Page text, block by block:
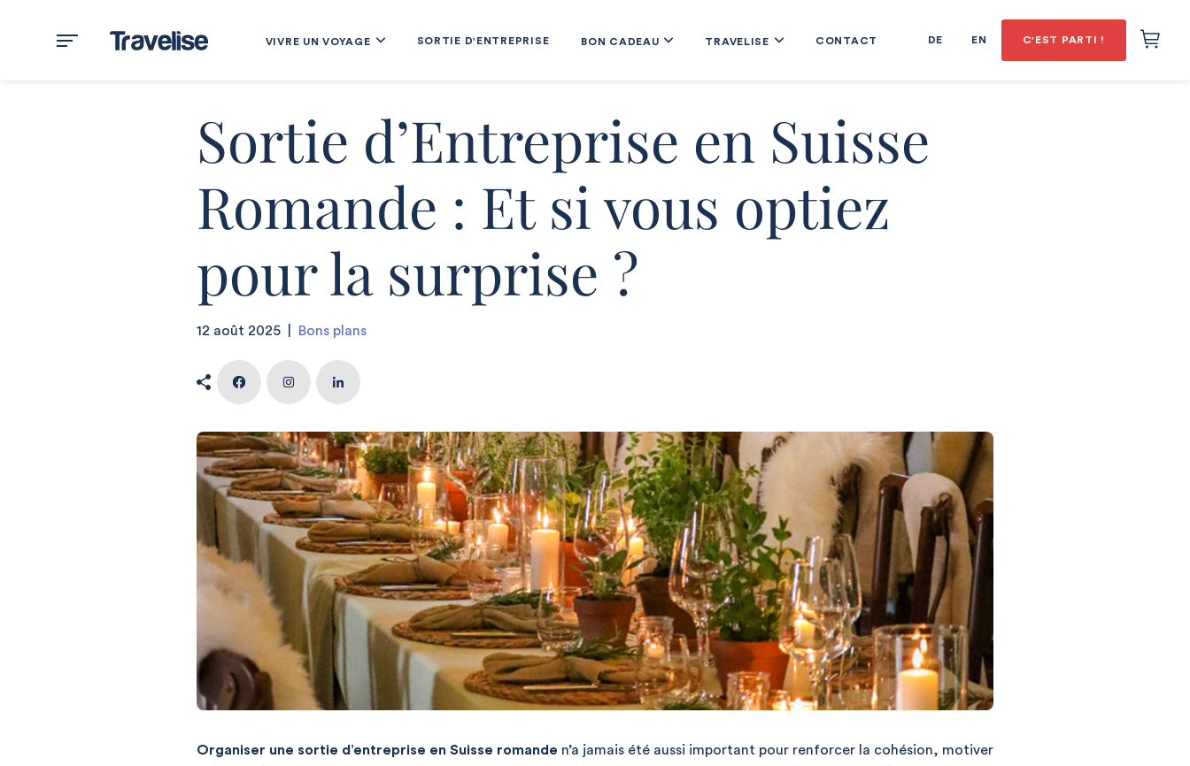
VIVRE UN VOYAGE SORTIE D'ENTREPRISE BON CADEAU TRAVELISE CONTACT DE EN C'EST PARTI !
Sortie d’Entreprise en Suisse
Romande : Et si vous optiez
pour la surprise ?
12 août 2025 Bons plans
Organiser une sortie d’entreprise en Suisse romande n’a jamais été aussi important pour renforcer la cohésion, motiver